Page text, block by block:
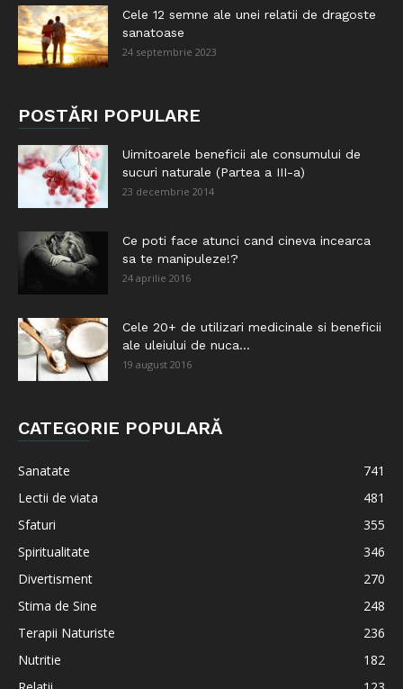
Cele 12 semne ale unei relatii de dragoste
sanatoase
24 septembrie 2023
POSTĂRI POPULARE
Uimitoarele beneficii ale consumului de
sucuri naturale (Partea a III-a)
23 decembrie 2014
Ce poti face atunci cand cineva incearca
sa te manipuleze!?
24 aprilie 2016
Cele 20+ de utilizari medicinale si beneficii
ale uleiului de nuca...
19 august 2016
CATEGORIE POPULARĂ
Sanatate
741
Lectii de viata
481
Sfaturi
355
Spiritualitate
346
Divertisment
270
Stima de Sine
248
Terapii Naturiste
236
Nutritie
182